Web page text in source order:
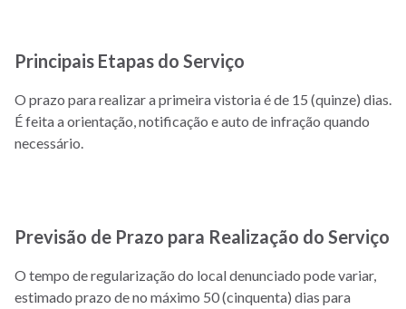
Principais Etapas do Serviço
O prazo para realizar a primeira vistoria é de 15 (quinze) dias.
É feita a orientação, notificação e auto de infração quando
necessário.
Previsão de Prazo para Realização do Serviço
O tempo de regularização do local denunciado pode variar,
estimado prazo de no máximo 50 (cinquenta) dias para